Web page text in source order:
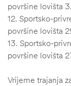
površine lovišta
12. Sportsko-
površine lovišta
13. Sportsko-
površine lovišta
Vrijeme trajanja